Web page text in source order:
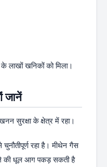
लाखों खनिकों को मिला।
जानें
सुरक्षा के क्षेत्र में रहा।
रहा है। मीथेन गैस
की धूल आग पकड़ सकती है